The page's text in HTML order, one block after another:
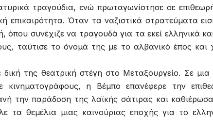
τραγούδια, ενώ πρωταγωνίστησε σε
επικαιρότητα. Όταν τα ναζιστικά στρατεύματα
συνέχιζε να τραγουδά για τα εκεί ελληνικά
ταύτισε το όνομά της με το αλβανικό έπος και
της θεατρική στέγη στο Μεταξουργείο. Σε
κινηματογράφους, η Βέμπο επανέφερε την
την παράδοση της λαϊκής σάτιρας και
τα θεμέλια μιας καινούριας εποχής για το